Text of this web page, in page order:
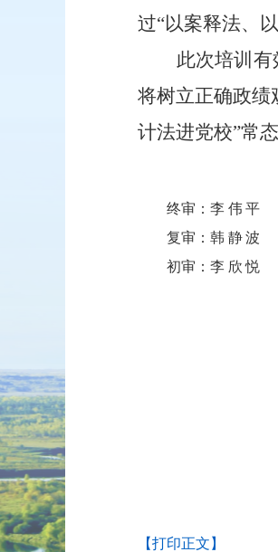
过“以案释法、
此次培训
将树立正确政绩
计法进党校”常
终审： 李伟平
复审： 韩静波
初审： 李欣悦
【打印正文】